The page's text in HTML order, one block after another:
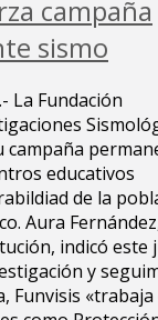
campaña
sismo
La Fundación
campaña
educativos
de la
Aura
indicó este
y
Funvisis «trabaja